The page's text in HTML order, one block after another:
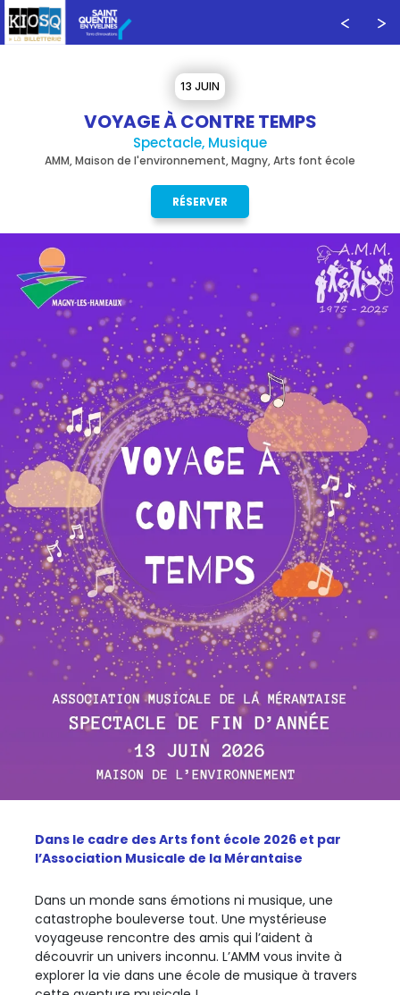
13 JUIN
VOYAGE À CONTRE TEMPS
Spectacle, Musique
AMM, Maison de l'environnement, Magny, Arts font école
RÉSERVER
Dans le cadre des Arts font école 2026 et par
l’Association Musicale de la Mérantaise
Dans un monde sans émotions ni musique, une
catastrophe bouleverse tout. Une mystérieuse
voyageuse rencontre des amis qui l’aident à
découvrir un univers inconnu. L’AMM vous invite à
explorer la vie dans une école de musique à travers